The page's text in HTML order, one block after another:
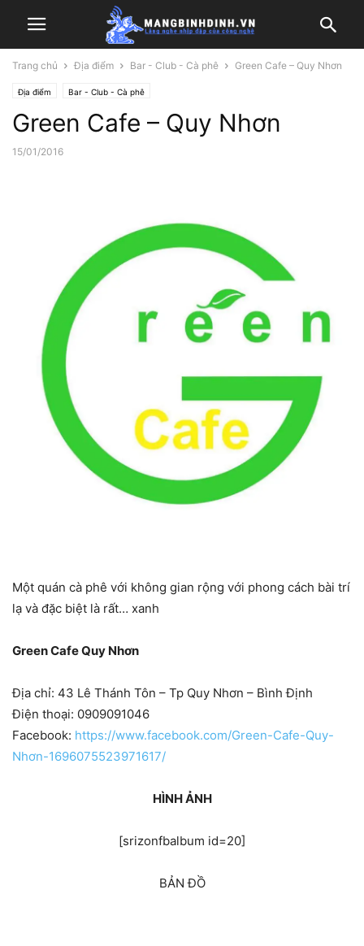
Trang chủ Địa điểm Bar - Club - Cà phê Green Cafe – Quy Nhơn
Địa điểm Bar - Club - Cà phê
Green Cafe – Quy Nhơn
15/01/2016
Một quán cà phê với không gian rộng với phong cách bài trí
lạ và đặc biệt là rất… xanh
Green Cafe Quy Nhơn
Địa chỉ: 43 Lê Thánh Tôn – Tp Quy Nhơn – Bình Định
Điện thoại: 0909091046
Facebook: https://www.facebook.com/Green-Cafe-Quy-
Nhơn-1696075523971617/
HÌNH ẢNH
[srizonfbalbum id=20]
BẢN ĐỒ